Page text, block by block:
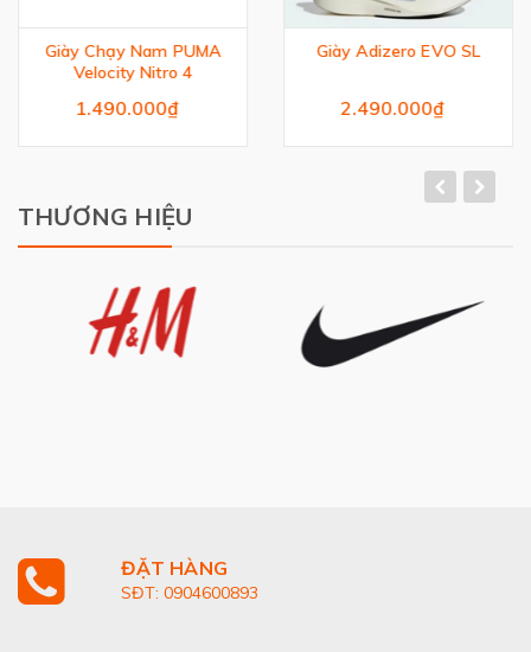
Giày Chạy Nam PUMA
Velocity Nitro 4
1.490.000₫
Giày Adizero EVO SL
2.490.000₫
THƯƠNG HIỆU
ĐẶT HÀNG
SĐT: 0904600893